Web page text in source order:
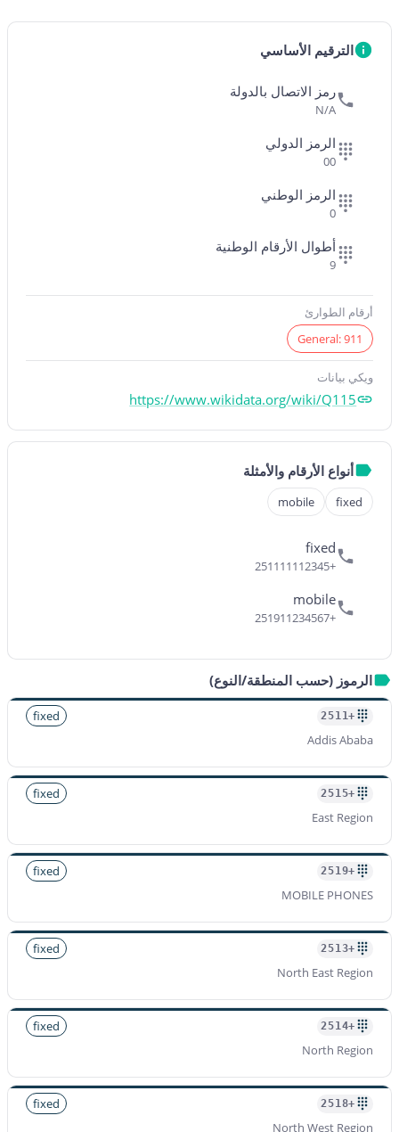
الترقيم الأساسي
رمز الاتصال بالدولة
N/A
الرمز الدولي
00
الرمز الوطني
0
أطوال الأرقام الوطنية
9
أرقام الطوارئ
General: 911
ويكي بيانات
https://www.wikidata.org/wiki/Q115
أنواع الأرقام والأمثلة
fixed
mobile
fixed
+251111112345
mobile
+251911234567
الرموز (حسب المنطقة/النوع)
+2511
fixed
Addis Ababa
+2515
fixed
East Region
+2519
fixed
MOBILE PHONES
+2513
fixed
North East Region
+2514
fixed
North Region
+2518
fixed
North West Region